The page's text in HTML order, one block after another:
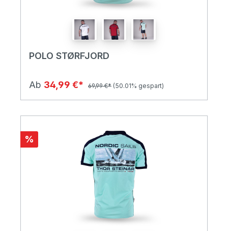
POLO STØRFJORD
Ab 34,99 €* 69,99 €* (50.01% gespart)
%